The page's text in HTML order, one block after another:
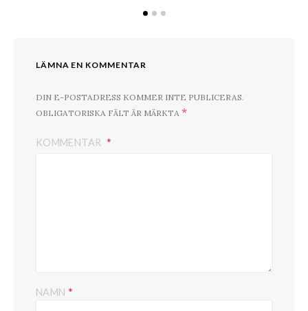
LÄMNA EN KOMMENTAR
DIN E-POSTADRESS KOMMER INTE PUBLICERAS.
OBLIGATORISKA FÄLT ÄR MÄRKTA *
KOMMENTAR
NAMN *